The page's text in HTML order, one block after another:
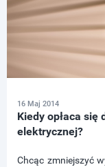
16 Maj 2014
Kiedy opłaca
elektrycznej?
Chcąc zmniejszyć